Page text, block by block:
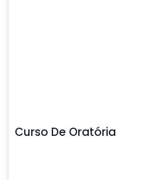
Curso De Oratória